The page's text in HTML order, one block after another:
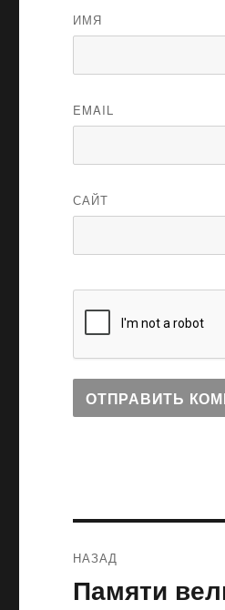
ИМЯ
EMAIL
САЙТ
по
НАЗАД
Предыдущая
Памяти